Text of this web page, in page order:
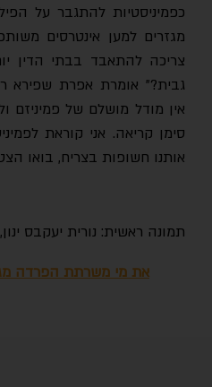
כפמיניסטיות להתגבר על הפילוג
מגזרים למען אינטרסים משותפים.
צריכה להתאבד בבתי הדין יום
גבית?" אומרת אפרת שפירא
אין מודל מושלם של פמיניזם
סימן קריאה. אני קוראת
אותנו חשופות בצריח, בואו
תמונה ראשית: נורית יעקבס ינון,
את מי משרתת הפרדה